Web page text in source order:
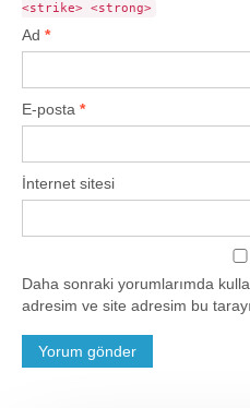
<strike> <strong>
Ad *
E-posta *
İnternet sitesi
Daha sonraki yorumlarımda
adresim ve site adresim bu